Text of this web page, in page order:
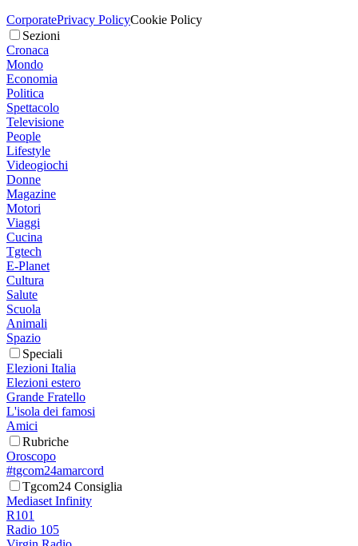
CorporatePrivacy PolicyCookie Policy
Sezioni
Cronaca
Mondo
Economia
Politica
Spettacolo
Televisione
People
Lifestyle
Videogiochi
Donne
Magazine
Motori
Viaggi
Cucina
Tgtech
E-Planet
Cultura
Salute
Scuola
Animali
Spazio
Speciali
Elezioni Italia
Elezioni estero
Grande Fratello
L'isola dei famosi
Amici
Rubriche
Oroscopo
#tgcom24amarcord
Tgcom24 Consiglia
Mediaset Infinity
R101
Radio 105